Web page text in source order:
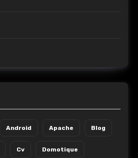
Android Apache Blog
Cv Domotique